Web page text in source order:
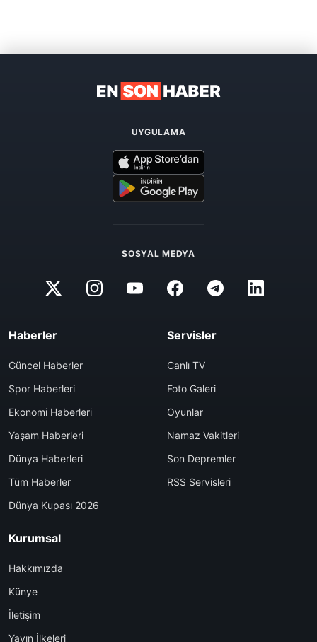
UYGULAMA
SOSYAL MEDYA
Haberler
Güncel Haberler
Spor Haberleri
Ekonomi Haberleri
Yaşam Haberleri
Dünya Haberleri
Tüm Haberler
Dünya Kupası 2026
Servisler
Canlı TV
Foto Galeri
Oyunlar
Namaz Vakitleri
Son Depremler
RSS Servisleri
Kurumsal
Hakkımızda
Künye
İletişim
Yayın İlkeleri